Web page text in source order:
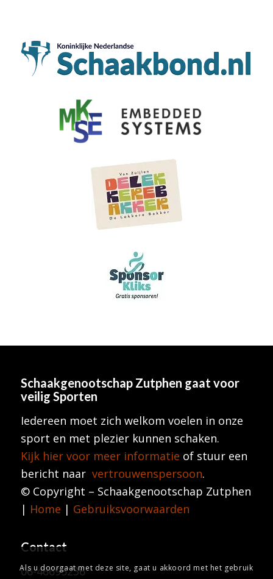
Schaakgenootschap Zutphen gaat voor
veilig Sporten
Iedereen moet zich welkom voelen in onze
sport en met plezier kunnen schaken.
Kijk hier voor meer informatie of stuur een
bericht naar vertrouwenspersoon.
© Copyright – Schaakgenootschap Zutphen
| Home | Gebruiksvoorwaarden
Contact
06-46695236
Als u doorgaat met deze site, gaat u akkoord met het gebruik